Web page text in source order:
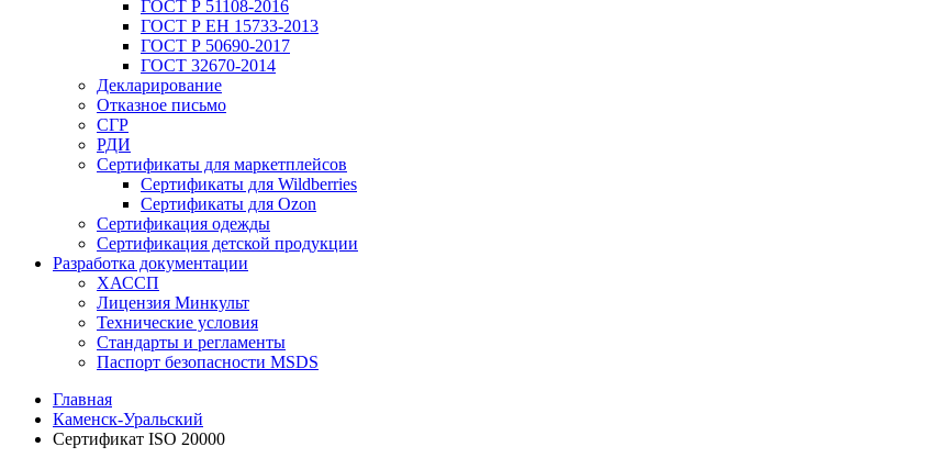
ГОСТ Р 51108-2016
ГОСТ Р ЕН 15733-2013
ГОСТ Р 50690-2017
ГОСТ 32670-2014
Декларирование
Отказное письмо
СГР
РДИ
Сертификаты для маркетплейсов
Сертификаты для Wildberries
Сертификаты для Ozon
Сертификация одежды
Сертификация детской продукции
Разработка документации
ХАССП
Лицензия Минкульт
Технические условия
Стандарты и регламенты
Паспорт безопасности MSDS
Главная
Каменск-Уральский
Сертификат ISO 20000